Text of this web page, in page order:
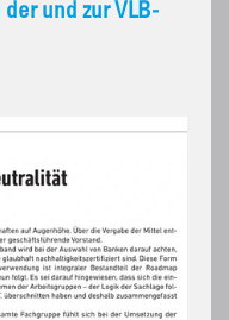
und zur VLB-